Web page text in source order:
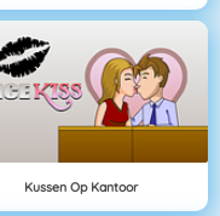
Kussen Op Kantoor